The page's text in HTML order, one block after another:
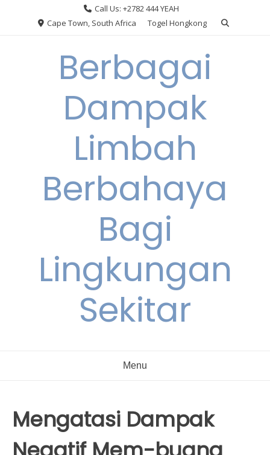
Call Us: +2782 444 YEAH
Cape Town, South Africa
Togel Hongkong
Berbagai
Dampak
Limbah
Berbahaya
Bagi
Lingkungan
Sekitar
Menu
Mengatasi Dampak